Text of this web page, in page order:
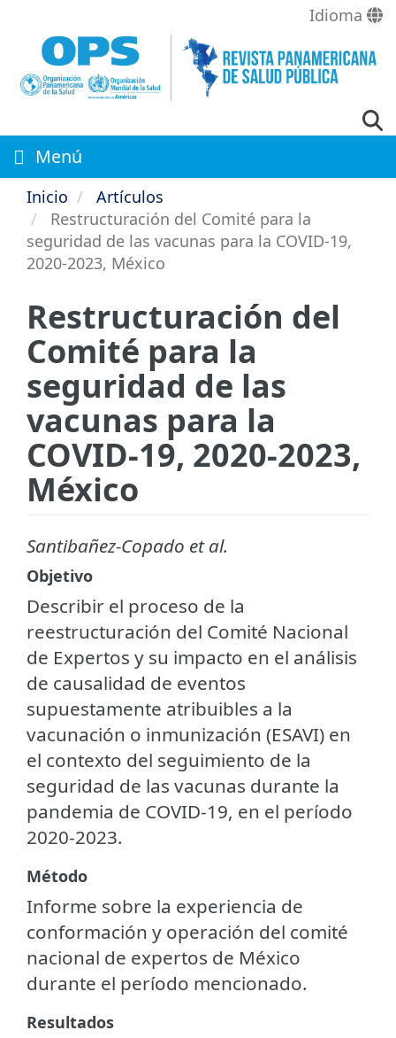
contenido
principal
Idioma
Menú
Inicio
Artículos
Restructuración del Comité para la
seguridad de las vacunas para la COVID-19,
2020-2023, México
Restructuración del
Comité para la
seguridad de las
vacunas para la
COVID-19, 2020-2023,
México
Santibañez-Copado et al.
Objetivo
Describir el proceso de la
reestructuración del Comité Nacional
de Expertos y su impacto en el análisis
de causalidad de eventos
supuestamente atribuibles a la
vacunación o inmunización (ESAVI) en
el contexto del seguimiento de la
seguridad de las vacunas durante la
pandemia de COVID-19, en el período
2020-2023.
Método
Informe sobre la experiencia de
conformación y operación del comité
nacional de expertos de México
durante el período mencionado.
Resultados